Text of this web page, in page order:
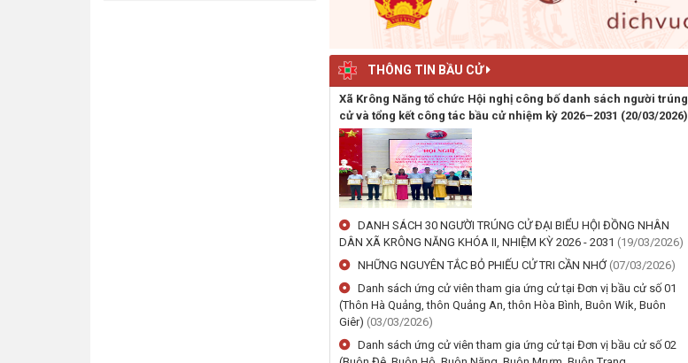
THÔNG TIN BẦU CỬ
Xã Krông Năng tổ chức Hội nghị công bố danh sách người trúng
cử và tổng kết công tác bầu cử nhiệm kỳ 2026–2031 (20/03/2026)
DANH SÁCH 30 NGƯỜI TRÚNG CỬ ĐẠI BIỂU HỘI ĐỒNG NHÂN
DÂN XÃ KRÔNG NĂNG KHÓA II, NHIỆM KỲ 2026 - 2031 (19/03/2026)
NHỮNG NGUYÊN TẮC BỎ PHIẾU CỬ TRI CẦN NHỚ (07/03/2026)
Danh sách ứng cử viên tham gia ứng cử tại Đơn vị bầu cử số 01
(Thôn Hà Quảng, thôn Quảng An, thôn Hòa Bình, Buôn Wik, Buôn
Giêr) (03/03/2026)
Danh sách ứng cử viên tham gia ứng cử tại Đơn vị bầu cử số 02